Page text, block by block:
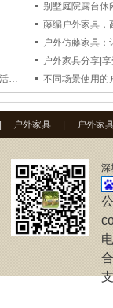
别墅庭院露台休
藤编户外家具，
户外仿藤家具
户外家具分享|
龙舟竞渡，粽子香飘，户外家具带你享受户外生活更能突显节日气氛
不同场景使用的
户外家具 户外家
深